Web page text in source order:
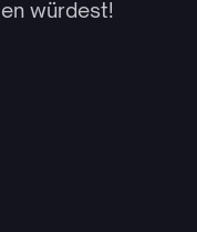
würdest!